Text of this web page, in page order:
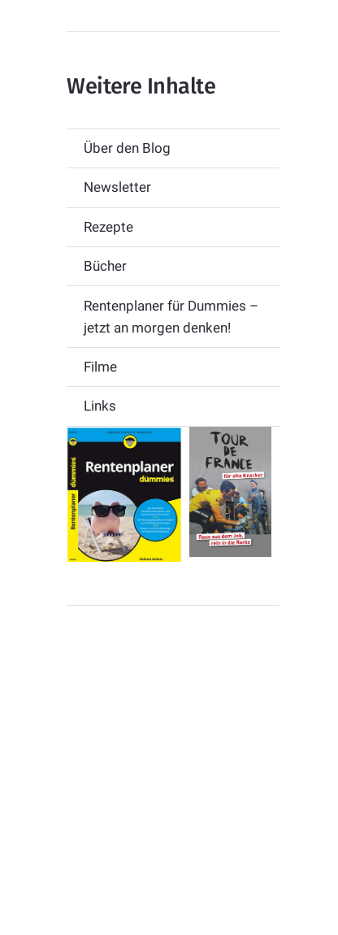
Weitere Inhalte
Über den Blog
Newsletter
Rezepte
Bücher
Rentenplaner für Dummies –
jetzt an morgen denken!
Filme
Links